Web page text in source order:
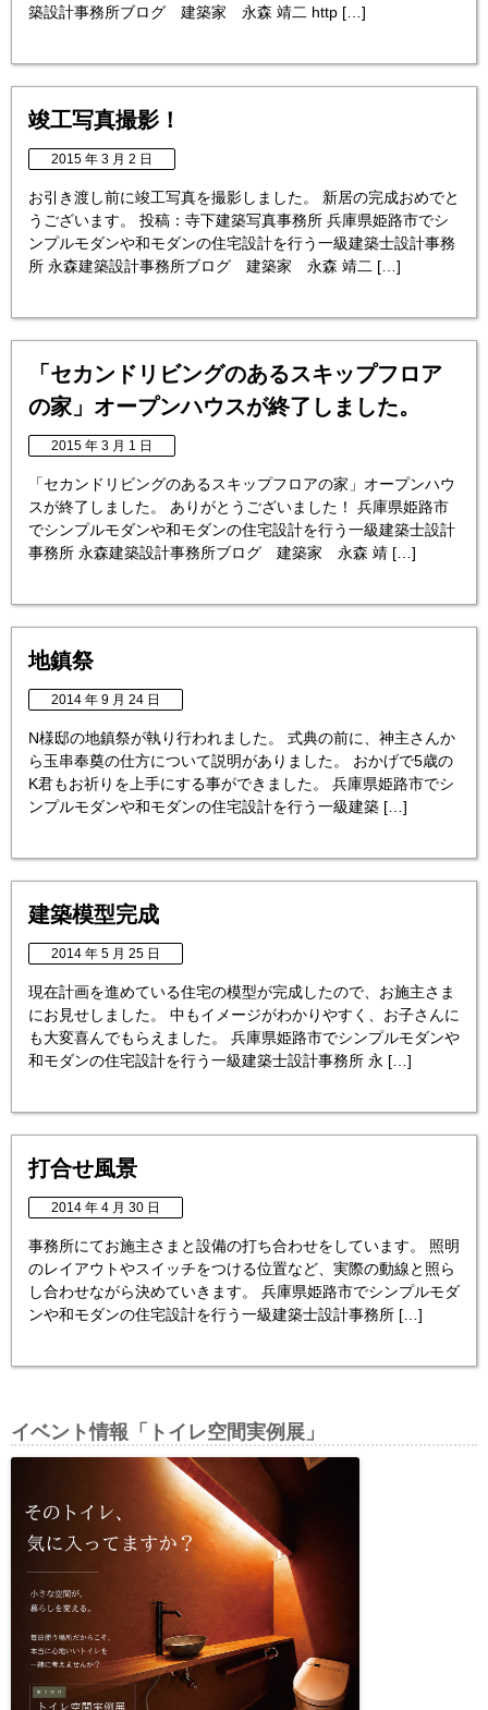
築設計事務所ブログ 建築家 永森 靖二 http […]
竣工写真撮影！
2015 年 3 月 2 日
お引き渡し前に竣工写真を撮影しました。 新居の完成おめでと
うございます。 投稿：寺下建築写真事務所 兵庫県姫路市でシ
ンプルモダンや和モダンの住宅設計を行う一級建築士設計事務
所 永森建築設計事務所ブログ 建築家 永森 靖二 […]
「セカンドリビングのあるスキップフロア
の家」オープンハウスが終了しました。
2015 年 3 月 1 日
「セカンドリビングのあるスキップフロアの家」オープンハウ
スが終了しました。 ありがとうございました！ 兵庫県姫路市
でシンプルモダンや和モダンの住宅設計を行う一級建築士設計
事務所 永森建築設計事務所ブログ 建築家 永森 靖 […]
地鎮祭
2014 年 9 月 24 日
N様邸の地鎮祭が執り行われました。 式典の前に、神主さんか
ら玉串奉奠の仕方について説明がありました。 おかげで5歳の
K君もお祈りを上手にする事ができました。 兵庫県姫路市でシ
ンプルモダンや和モダンの住宅設計を行う一級建築 […]
建築模型完成
2014 年 5 月 25 日
現在計画を進めている住宅の模型が完成したので、お施主さま
にお見せしました。 中もイメージがわかりやすく、お子さんに
も大変喜んでもらえました。 兵庫県姫路市でシンプルモダンや
和モダンの住宅設計を行う一級建築士設計事務所 永 […]
打合せ風景
2014 年 4 月 30 日
事務所にてお施主さまと設備の打ち合わせをしています。 照明
のレイアウトやスイッチをつける位置など、実際の動線と照ら
し合わせながら決めていきます。 兵庫県姫路市でシンプルモダ
ンや和モダンの住宅設計を行う一級建築士設計事務所 […]
イベント情報「トイレ空間実例展」